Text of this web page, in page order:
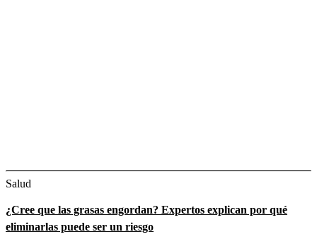
Salud
¿Cree que las grasas engordan? Expertos explican por qué
eliminarlas puede ser un riesgo